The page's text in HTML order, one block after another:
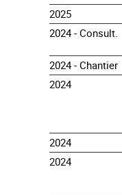
2025
2024 - Consult.
2024 - Chantier
2024
2024
2024